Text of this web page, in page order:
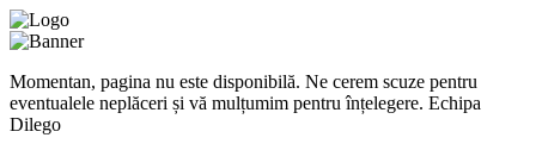
Momentan, pagina nu este disponibilă. Ne cerem scuze pentru
eventualele neplăceri și vă mulțumim pentru înțelegere. Echipa
Dilego